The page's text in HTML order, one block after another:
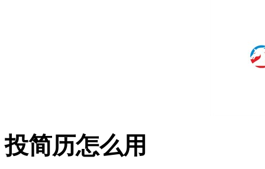
投简历怎么用